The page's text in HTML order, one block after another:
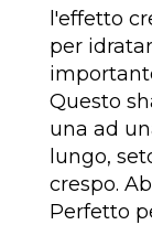
l'effetto
per
Questo
una ad
lungo,
crespo.
Perfetto